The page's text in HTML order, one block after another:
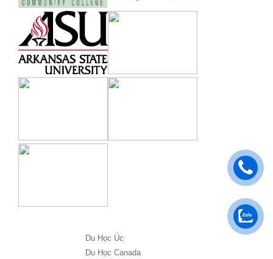
Du Học Úc
Du Học Canada